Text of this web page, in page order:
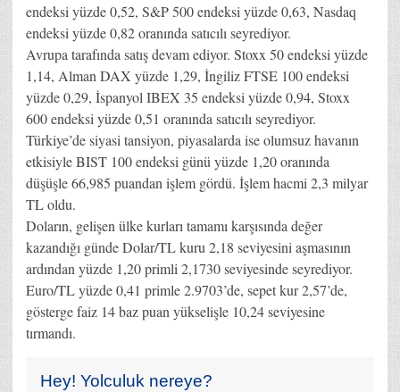
endeksi yüzde 0,52, S&P 500 endeksi yüzde 0,63, Nasdaq
endeksi yüzde 0,82 oranında satıcılı seyrediyor.
Avrupa tarafında satış devam ediyor. Stoxx 50 endeksi yüzde
1,14, Alman DAX yüzde 1,29, İngiliz FTSE 100 endeksi
yüzde 0,29, İspanyol IBEX 35 endeksi yüzde 0,94, Stoxx
600 endeksi yüzde 0,51 oranında satıcılı seyrediyor.
Türkiye’de siyasi tansiyon, piyasalarda ise olumsuz havanın
etkisiyle BIST 100 endeksi günü yüzde 1,20 oranında
düşüşle 66,985 puandan işlem gördü. İşlem hacmi 2,3 milyar
TL oldu.
Doların, gelişen ülke kurları tamamı karşısında değer
kazandığı günde Dolar/TL kuru 2,18 seviyesini aşmasının
ardından yüzde 1,20 primli 2,1730 seviyesinde seyrediyor.
Euro/TL yüzde 0,41 primle 2.9703’de, sepet kur 2,57’de,
gösterge faiz 14 baz puan yükselişle 10,24 seviyesine
tırmandı.
Hey! Yolculuk nereye?